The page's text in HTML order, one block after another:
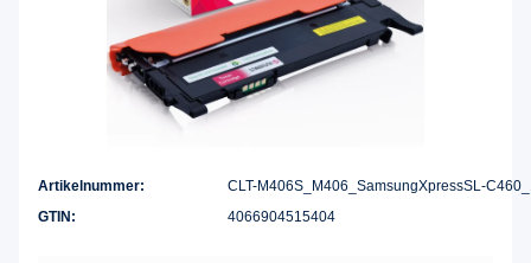
Artikelnummer:
CLT-M406S_M406_SamsungXpressSL-
GTIN:
4066904515404